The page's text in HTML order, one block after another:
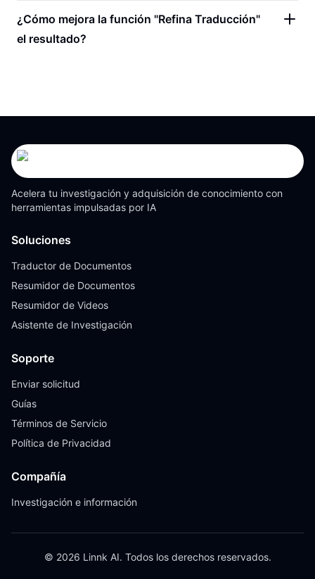
¿Cómo mejora la función "Refina Traducción"
el resultado?
Acelera tu investigación y adquisición de conocimiento con
herramientas impulsadas por IA
Soluciones
Traductor de Documentos
Resumidor de Documentos
Resumidor de Videos
Asistente de Investigación
Soporte
Enviar solicitud
Guías
Términos de Servicio
Política de Privacidad
Compañía
Investigación e información
© 2026 Linnk AI. Todos los derechos reservados.